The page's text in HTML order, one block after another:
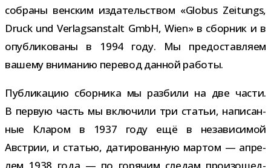
собраны вен­ским изда­тель­ством «Globus Zeitungs,
Druck und Verlagsanstalt GmbH, Wien» в сбор­ник и в
опуб­ли­ко­ваны в 1994 году. Мы предо­став­ляем
вашему вни­ма­нию пере­вод дан­ной работы.
Публикацию сбор­ника мы раз­били на две части.
В первую часть мы вклю­чили три ста­тьи, напи­сан­
ные Кларом в 1937 году ещё в неза­ви­си­мой
Австрии, и ста­тью, дати­ро­ван­ную мар­том — апре­